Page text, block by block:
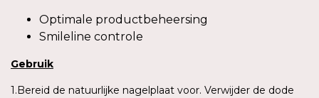
Optimale productbeheersing
Smileline controle
Gebruik
1.Bereid de natuurlijke nagelplaat voor. Verwijder de dode